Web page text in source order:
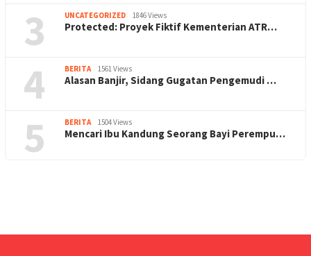
3 UNCATEGORIZED 1846 Views
Protected: Proyek Fiktif Kementerian ATR…
4 BERITA 1561 Views
Alasan Banjir, Sidang Gugatan Pengemudi …
5 BERITA 1504 Views
Mencari Ibu Kandung Seorang Bayi Perempu…